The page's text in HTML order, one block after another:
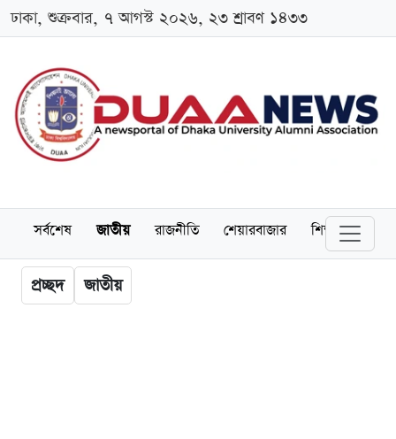
ঢাকা, শুক্রবার, ৭ আগস্ট ২০২৬, ২৩ শ্রাবণ ১৪৩৩
সর্বশেষ জাতীয় রাজনীতি শেয়ারবাজার শিক্ষা
প্রচ্ছদ জাতীয়